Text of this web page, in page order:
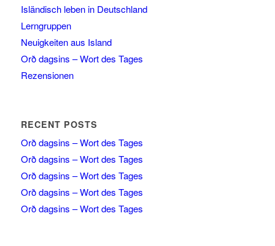
Isländisch leben in Deutschland
Lerngruppen
Neuigkeiten aus Island
Orð dagsins – Wort des Tages
Rezensionen
RECENT POSTS
Orð dagsins – Wort des Tages
Orð dagsins – Wort des Tages
Orð dagsins – Wort des Tages
Orð dagsins – Wort des Tages
Orð dagsins – Wort des Tages